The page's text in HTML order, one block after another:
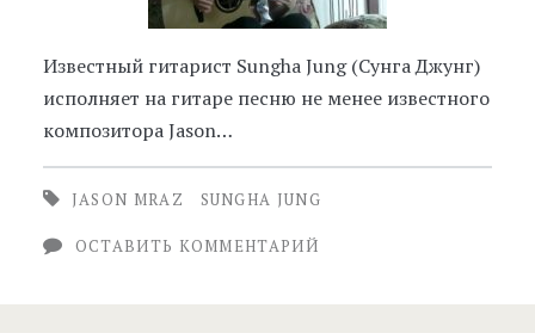
Известный гитарист Sungha Jung (Сунга Джунг)
исполняет на гитаре песню не менее известного
композитора Jason…
JASON MRAZ SUNGHA JUNG
ОСТАВИТЬ КОММЕНТАРИЙ